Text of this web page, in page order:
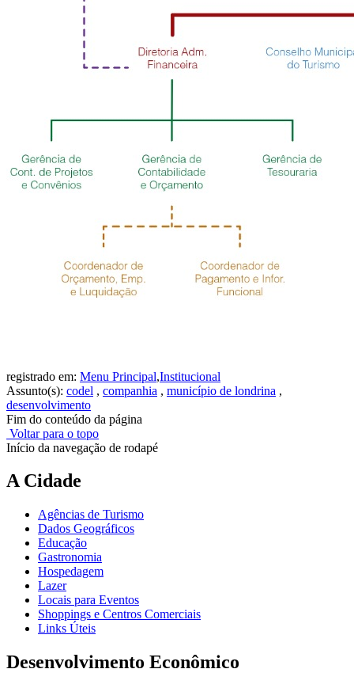
registrado em: Menu Principal,Institucional
Assunto(s): codel , companhia , município de londrina ,
desenvolvimento
Fim do conteúdo da página
Voltar para o topo
Início da navegação de rodapé
A Cidade
Agências de Turismo
Dados Geográficos
Educação
Gastronomia
Hospedagem
Lazer
Locais para Eventos
Shoppings e Centros Comerciais
Links Úteis
Desenvolvimento Econômico